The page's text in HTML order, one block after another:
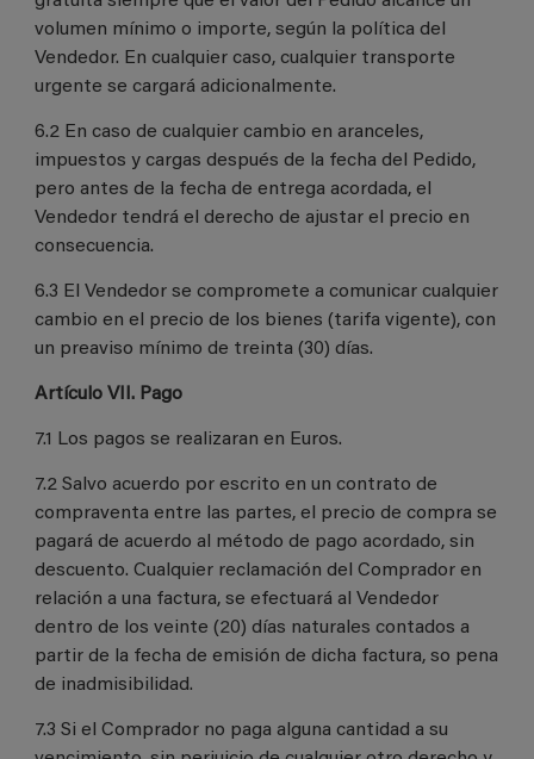
volumen mínimo o importe, según la política del
Vendedor. En cualquier caso, cualquier transporte
urgente se cargará adicionalmente.
6.2 En caso de cualquier cambio en aranceles,
impuestos y cargas después de la fecha del Pedido,
pero antes de la fecha de entrega acordada, el
Vendedor tendrá el derecho de ajustar el precio en
consecuencia.
6.3 El Vendedor se compromete a comunicar cualquier
cambio en el precio de los bienes (tarifa vigente), con
un preaviso mínimo de treinta (30) días.
Artículo VII. Pago
7.1 Los pagos se realizaran en Euros.
7.2 Salvo acuerdo por escrito en un contrato de
compraventa entre las partes, el precio de compra se
pagará de acuerdo al método de pago acordado, sin
descuento. Cualquier reclamación del Comprador en
relación a una factura, se efectuará al Vendedor
dentro de los veinte (20) días naturales contados a
partir de la fecha de emisión de dicha factura, so pena
de inadmisibilidad.
7.3 Si el Comprador no paga alguna cantidad a su